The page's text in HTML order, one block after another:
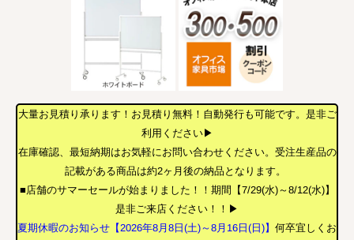
大量お見積り承ります！お見積り無料！自動発行も可能です。是非ご
利用ください▶
在庫確認、最短納期はお気軽にお問い合わせください。受注生産品の
記載がある商品は約2ヶ月後の納品となります。
■店舗のサマーセールが始まりました！！期間【7/29(水)～8/12(水)】
是非ご来店ください！！▶
夏期休暇のお知らせ【2026年8月8日(土)～8月16日(日)】 何卒宜しくお